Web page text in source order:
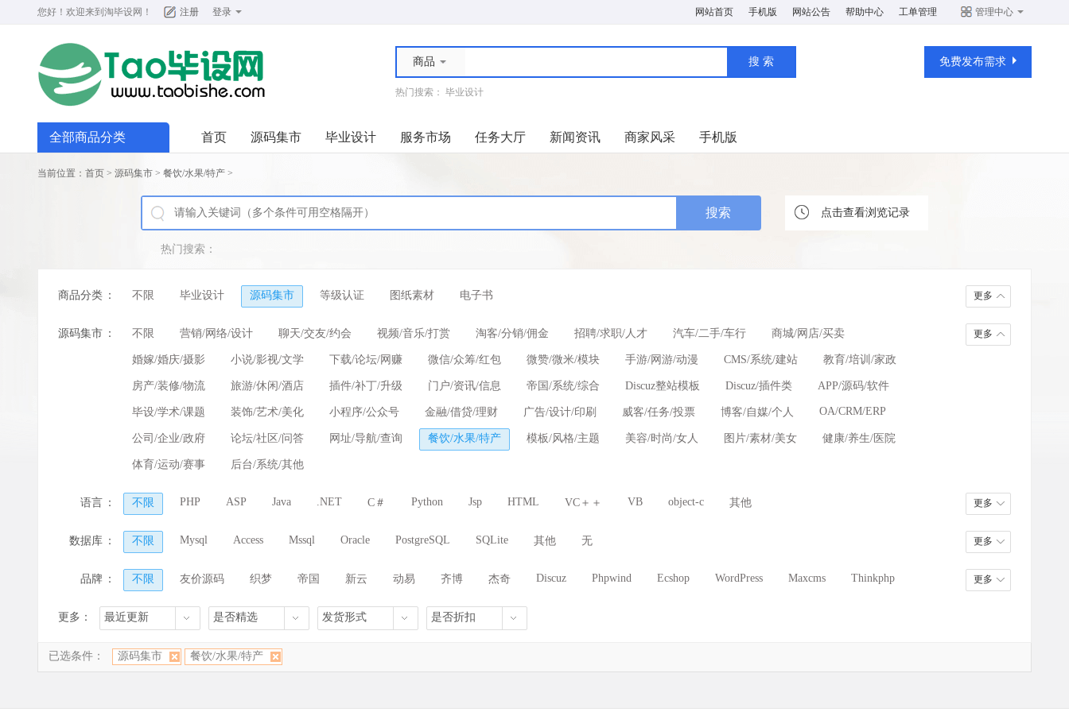
您好！欢迎来到 淘毕设网 ！ 注册 登录 网站首页 手机版 网站公告 帮助中心 工单管理 管理中心
商品
热门搜索： 毕业设计
免费发布需求
全部商品分类 首页 源码集市 毕业设计 服务市场 任务大厅 新闻资讯 商家风采 手机版
当前位置： 首页 > 源码集市 > 餐饮/水果/特产 >
点击查看浏览记录
热门搜索：
商品分类 ： 不限 毕业设计 源码集市 等级认证 图纸素材 电子书 更多
源码集市 ： 不限 营销/网络/设计 聊天/交友/约会 视频/音乐/打赏 淘客/分销/佣金 招聘/求职/人才 汽车/二手/车行 商城/网店/买卖
婚嫁/婚庆/摄影 小说/影视/文学 下载/论坛/网赚 微信/众筹/红包 微赞/微米/模块 手游/网游/动漫 CMS/系统/建站 教育/培训/家政
房产/装修/物流 旅游/休闲/酒店 插件/补丁/升级 门户/资讯/信息 帝国/系统/综合 Discuz整站模板 Discuz/插件类 APP/源码/软件
毕设/学术/课题 装饰/艺术/美化 小程序/公众号 金融/借贷/理财 广告/设计/印刷 威客/任务/投票 博客/自媒/个人 OA/CRM/ERP
公司/企业/政府 论坛/社区/问答 网址/导航/查询 餐饮/水果/特产 模板/风格/主题 美容/时尚/女人 图片/素材/美女 健康/养生/医院
体育/运动/赛事 后台/系统/其他
更多
语言 ： 不限 PHP ASP Java .NET C＃ Python Jsp HTML VC＋＋ VB object-c 其他 更多
数据库 ： 不限 Mysql Access Mssql Oracle PostgreSQL SQLite 其他 无 更多
品牌 ： 不限 友价源码 织梦 帝国 新云 动易 齐博 杰奇 Discuz Phpwind Ecshop WordPress Maxcms Thinkphp
Destoon 苹果CMS Phpcms Zblog 微赞微米 Pbootcms 其他
更多
更多： 最近更新 是否精选 发货形式 是否折扣
已选条件： 源码集市 餐饮/水果/特产